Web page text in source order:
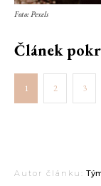
Foto: Pexels
Článek
1 2 3
Autor článku: